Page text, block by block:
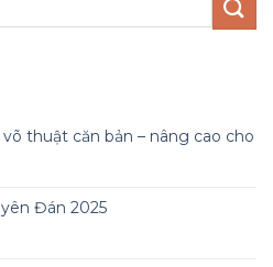
thuật căn bản – nâng cao cho
Đán 2025